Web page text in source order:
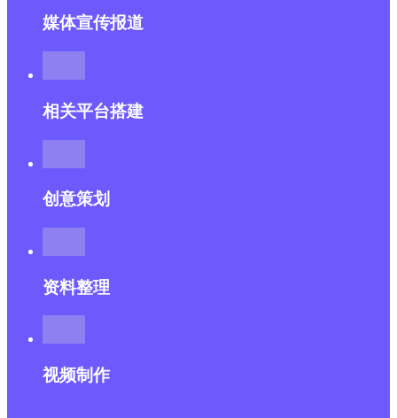
媒体宣传报道
相关平台搭建
创意策划
资料整理
视频制作